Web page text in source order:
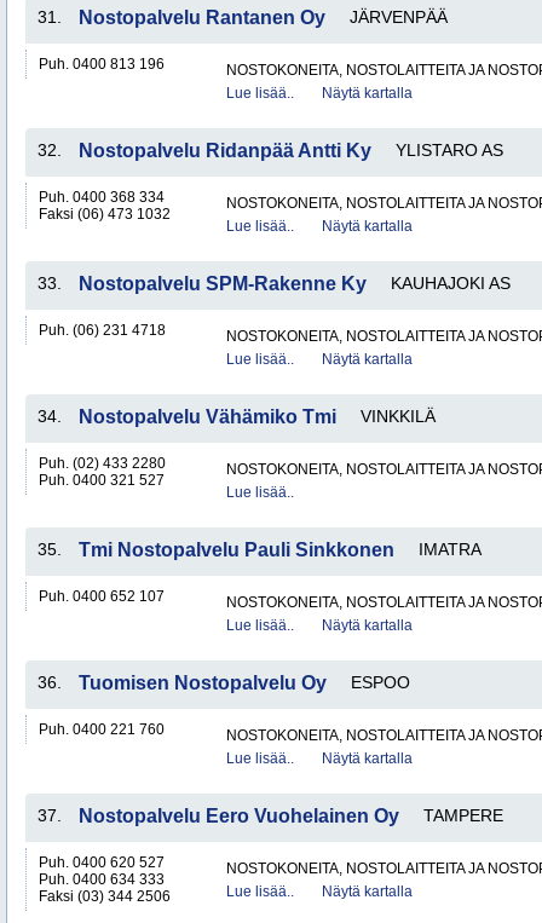
31. Nostopalvelu Rantanen Oy JÄRVENPÄÄ
Puh. 0400 813 196
NOSTOKONEITA, NOSTOLAITTEITA JA
Lue lisää..
Näytä kartalla
32. Nostopalvelu Ridanpää Antti Ky YLISTARO AS
Puh. 0400 368 334
Faksi (06) 473 1032
NOSTOKONEITA, NOSTOLAITTEITA JA
Lue lisää..
Näytä kartalla
33. Nostopalvelu SPM-Rakenne Ky KAUHAJOKI AS
Puh. (06) 231 4718
NOSTOKONEITA, NOSTOLAITTEITA JA
Lue lisää..
Näytä kartalla
34. Nostopalvelu Vähämiko Tmi VINKKILÄ
Puh. (02) 433 2280
Puh. 0400 321 527
NOSTOKONEITA, NOSTOLAITTEITA JA
Lue lisää..
35. Tmi Nostopalvelu Pauli Sinkkonen IMATRA
Puh. 0400 652 107
NOSTOKONEITA, NOSTOLAITTEITA JA
Lue lisää..
Näytä kartalla
36. Tuomisen Nostopalvelu Oy ESPOO
Puh. 0400 221 760
NOSTOKONEITA, NOSTOLAITTEITA JA
Lue lisää..
Näytä kartalla
37. Nostopalvelu Eero Vuohelainen Oy TAMPERE
Puh. 0400 620 527
Puh. 0400 634 333
Faksi (03) 344 2506
NOSTOKONEITA, NOSTOLAITTEITA JA
Lue lisää..
Näytä kartalla